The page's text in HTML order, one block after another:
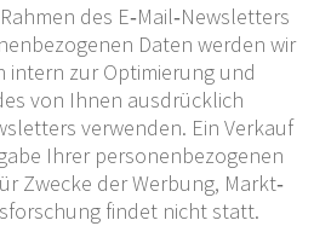
des E‐Mail‐Newsletters
Daten werden wir
intern zur Optimierung und
von Ihnen ausdrücklich
verwenden. Ein Verkauf
Ihrer personenbezogenen
Zwecke der Werbung, Markt‐
findet nicht statt.